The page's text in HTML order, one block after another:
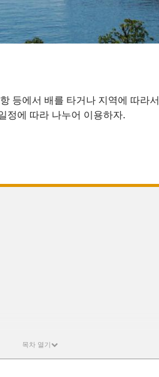
등에서 배를 타거나 지역에 따라
정에 따라 나누어 이용하자.